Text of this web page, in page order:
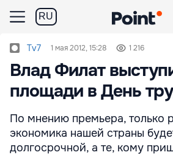
RU
Tv7 1 мая 2012, 15:28 1 216
Влад Филат
площади в День
По мнению премьера, только
экономика нашей страны
долгосрочной, а те, кому